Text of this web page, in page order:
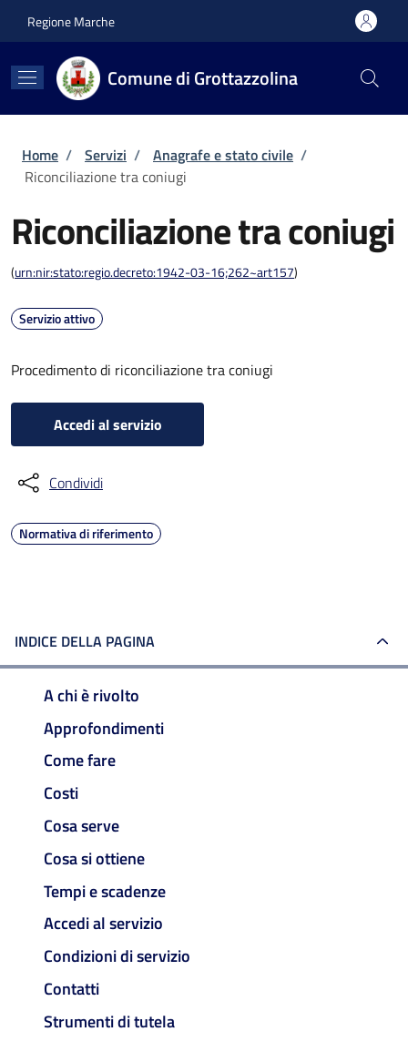
Regione Marche
Comune di Grottazzolina
Briciole di pane
Home / Servizi / Anagrafe e stato civile /
Riconciliazione tra coniugi
Riconciliazione tra coniugi
(urn:nir:stato:regio.decreto:1942-03-16;262~art157)
Servizio attivo
Procedimento di riconciliazione tra coniugi
Accedi al servizio
Condividi
Normativa di riferimento
INDICE DELLA PAGINA
A chi è rivolto
Approfondimenti
Come fare
Costi
Cosa serve
Cosa si ottiene
Tempi e scadenze
Accedi al servizio
Condizioni di servizio
Contatti
Strumenti di tutela